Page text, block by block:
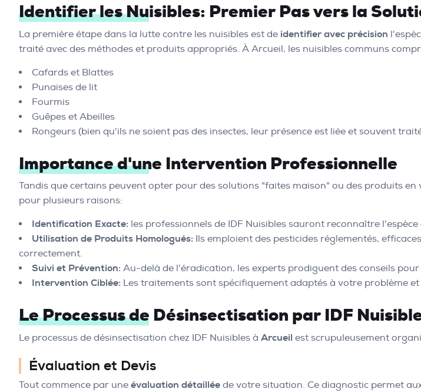
Identifier les Nuisibles: Premier Pas vers la
La première étape dans la lutte contre les nuisibles est de identifier avec précision
traité avec des méthodes et produits appropriés. À Arcueil, les nuisibles communs
Cafards et Blattes
Punaises de lit
Fourmis
Guêpes et Abeilles
Rongeurs (bien qu'ils ne soient pas des insectes, leur présence est liée et souvent
Importance d'une Intervention Professionnelle
Tandis que certains peuvent opter pour des solutions "faites maison" ou des produits en
pour plusieurs raisons:
Identification Exacte: les professionnels de IDF Nuisibles sauront reconnaître
Utilisation de Produits Homologués: Ils emploient des pesticides réglementés,
correctement.
Suivi et Prévention: Au-delà de l'éradication, les experts prodiguent des conseils
Intervention Ciblée: Les traitements sont spécifiquement adaptés à votre problème et
Le Processus de Désinsectisation par IDF
Le processus de désinsectisation chez IDF Nuisibles à Arcueil est scrupuleusement
Évaluation et Devis
Tout commence par une évaluation détaillée de votre situation. Ce diagnostic permet